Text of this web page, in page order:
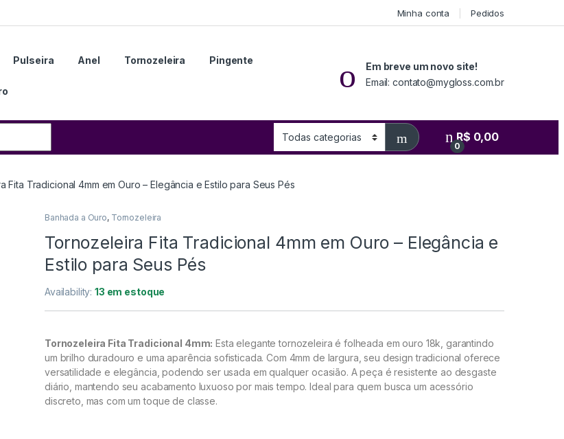
Minha conta Pedidos
Pulseira Anel Tornozeleira Pingente
Em breve um novo site!
Email: contato@mygloss.com.br
0
R$ 0,00
Fita Tradicional 4mm em Ouro – Elegância e Estilo para Seus Pés
Banhada a Ouro, Tornozeleira
Tornozeleira Fita Tradicional 4mm em Ouro – Elegância e
Estilo para Seus Pés
Availability:13 em estoque
Tornozeleira Fita Tradicional 4mm: Esta elegante tornozeleira é folheada em ouro 18k, garantindo
um brilho duradouro e uma aparência sofisticada. Com 4mm de largura, seu design tradicional oferece
versatilidade e elegância, podendo ser usada em qualquer ocasião. A peça é resistente ao desgaste
diário, mantendo seu acabamento luxuoso por mais tempo. Ideal para quem busca um acessório
discreto, mas com um toque de classe.